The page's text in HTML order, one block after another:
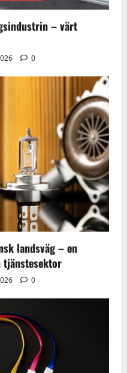
– värt
0
landsväg – en
0